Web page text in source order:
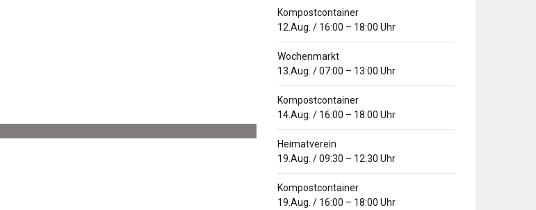
Kompostcontainer
12.Aug. / 16:00 – 18:00 Uhr
Wochenmarkt
13.Aug. /07:00 – 13:00 Uhr
Kompostcontainer
14.Aug. / 16:00 – 18:00 Uhr
Heimatverein
19.Aug. /09:30 – 12:30 Uhr
Kompostcontainer
19.Aug. / 16:00 – 18:00 Uhr